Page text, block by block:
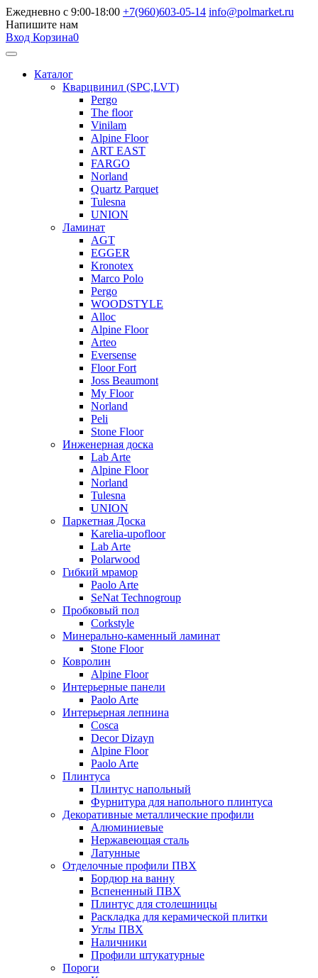
Ежедневно с 9:00-18:00 +7(960)603-05-14 info@polmarket.ru
Напишите нам
Вход Корзина0
Каталог
Кварцвинил (SPC,LVT)
Pergo
The floor
Vinilam
Alpine Floor
ART EAST
FARGO
Norland
Quartz Parquet
Tulesna
UNION
Ламинат
AGT
EGGER
Kronotex
Marco Polo
Pergo
WOODSTYLE
Alloc
Alpine Floor
Arteo
Eversense
Floor Fort
Joss Beaumont
My Floor
Norland
Peli
Stone Floor
Инженерная доска
Lab Arte
Alpine Floor
Norland
Tulesna
UNION
Паркетная Доска
Karelia-upofloor
Lab Arte
Polarwood
Гибкий мрамор
Paolo Arte
SeNat Technogroup
Пробковый пол
Corkstyle
Минерально-каменный ламинат
Stone Floor
Ковролин
Alpine Floor
Интерьерные панели
Paolo Arte
Интерьерная лепнина
Cosca
Decor Dizayn
Alpine Floor
Paolo Arte
Плинтуса
Плинтус напольный
Фурнитура для напольного плинтуса
Декоративные металлические профили
Алюминиевые
Нержавеющая сталь
Латунные
Отделочные профили ПВХ
Бордюр на ванну
Вспененный ПВХ
Плинтус для столешницы
Раскладка для керамической плитки
Углы ПВХ
Наличники
Профили штукатурные
Пороги